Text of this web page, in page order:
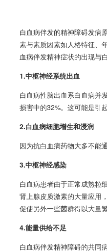
白血病伴发的精神障碍发病
素与素质因素如人格特征、
血病伴发精神症状的出现与
1.中枢神经系统出血
白血病性脑出血系白血病并
损害中的32%。这可能是引
2.白血病细胞增生和浸润
因为抗白血病药物大多不能
3.中枢神经感染
白血病患者由于正常成熟粒
肾上腺皮质激素的大量应用
促使另外一些菌群得以大量
4.能量供给不足
白血病伴发精神障碍的共同